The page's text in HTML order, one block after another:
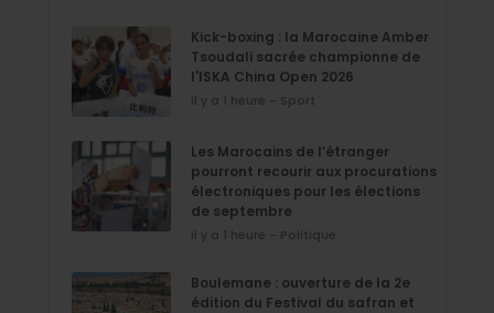
Kick-boxing : la Marocaine Amber
Tsoudali sacrée championne de
l'ISKA China Open 2026
il y a 1 heure - Sport
Les Marocains de l’étranger
pourront recourir aux procurations
électroniques pour les élections
de septembre
il y a 1 heure - Politique
Boulemane : ouverture de la 2e
édition du Festival du safran et